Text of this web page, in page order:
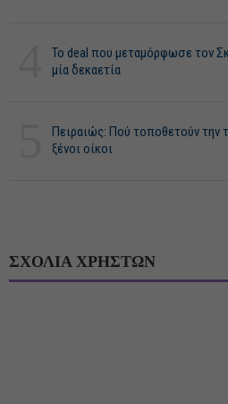
Το deal που μεταμόρφωσε τον
μία δεκαετία
Πειραιώς: Πού τοποθετούν την
ξένοι οίκοι
ΣΧΟΛΙΑ ΧΡΗΣΤΩΝ